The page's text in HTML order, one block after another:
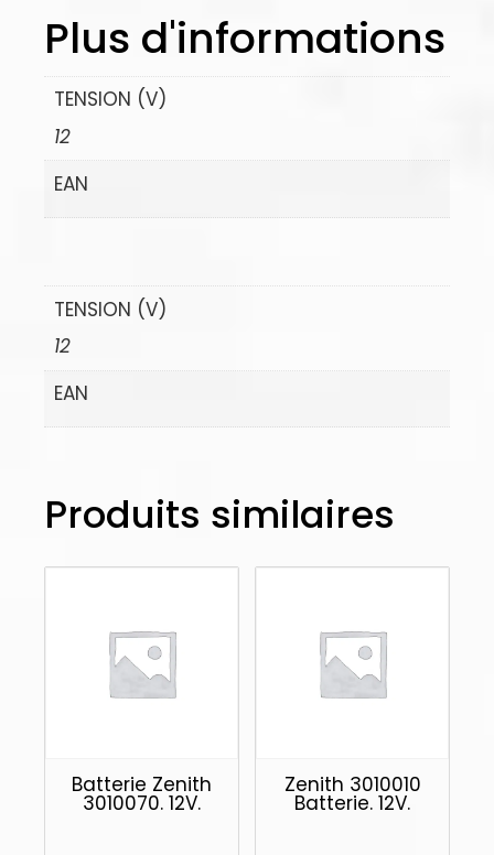
Plus d'informations
TENSION (V)
12
EAN
TENSION (V)
12
EAN
Produits similaires
Batterie Zenith
3010070. 12V.
Zenith 3010010
Batterie. 12V.